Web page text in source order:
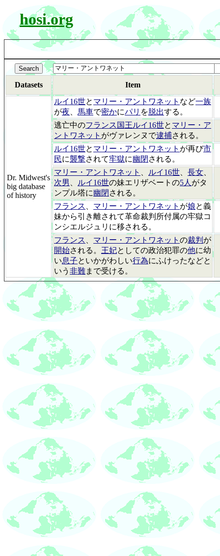
hosi.org
Datasets Item
Dr. Midwest's
big database
of history
ルイ16世と マリー・アントワネット など一族
が夜 馬車で密かにパリ を脱出する。
逃亡中のフランス国王ルイ16世と マリー・ア
ントワネット がヴァレンヌで逮捕される。
ルイ16世と マリー・アントワネット が再び市
民に襲撃されて牢獄に幽閉 される。
マリー・アントワネット
ルイ16世 長女
次男
ルイ16世の妹エリザベートの5人 がタ
ンプル塔に幽閉 される。
フランス
マリー・アントワネット が娘と義
妹から引き離されて革命裁判所付属の牢獄コ
ンシエルジュリに移される。
フランス
マリー・アントワネット の裁判 が
開始される。 王妃としての政治犯罪の他に幼
い息子といかがわしい行為にふけったなどと
いう 非難まで受ける。